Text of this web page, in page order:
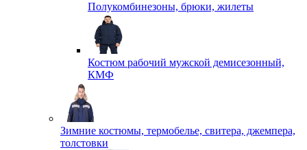
Полукомбинезоны, брюки, жилеты
Костюм рабочий мужской демисезонный,
КМФ
Зимние костюмы, термобелье, свитера, джемпера,
толстовки